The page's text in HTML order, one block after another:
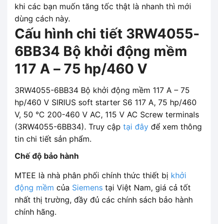
khi các bạn muốn tăng tốc thật là nhanh thì mới
dùng cách này.
Cấu hình chi tiết 3RW4055-
6BB34 Bộ khởi động mềm
117 A – 75 hp/460 V
3RW4055-6BB34 Bộ khởi động mềm 117 A – 75
hp/460 V SIRIUS soft starter S6 117 A, 75 hp/460
V, 50 °C 200-460 V AC, 115 V AC Screw terminals
(3RW4055-6BB34). Truy cập tại đây để xem thông
tin chi tiết sản phẩm.
Chế độ bảo hành
MTEE là nhà phân phối chính thức thiết bị khởi
động mềm của Siemens tại Việt Nam, giá cả tốt
nhất thị trường, đầy đủ các chính sách bảo hành
chính hãng.